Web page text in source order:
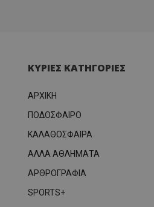
ΚΥΡΙΕΣ ΚΑΤΗΓΟΡΙΕΣ
ΑΡΧΙΚΗ
ΠΟΔΟΣΦΑΙΡΟ
ΚΑΛΑΘΟΣΦΑΙΡΑ
ΑΛΛΑ ΑΘΛΗΜΑΤΑ
ΑΡΘΡΟΓΡΑΦΙΑ
SPORTS+